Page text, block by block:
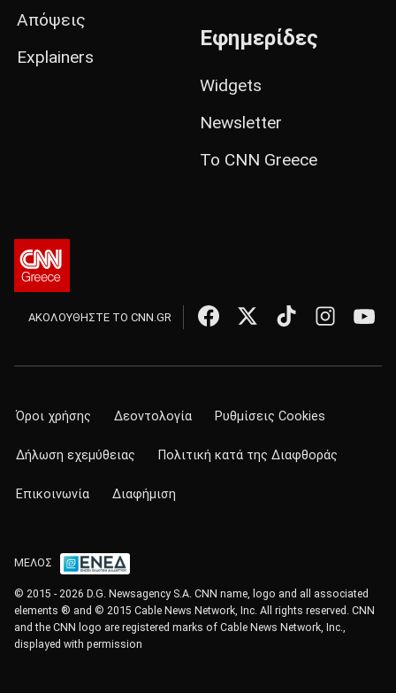
Απόψεις
Explainers
Εφημερίδες
Widgets
Newsletter
Το CNN Greece
ΑΚΟΛΟΥΘΗΣΤΕ ΤΟ CNN.GR
Όροι χρήσης Δεοντολογία Ρυθμίσεις Cookies
Δήλωση εχεμύθειας Πολιτική κατά της Διαφθοράς
Επικοινωνία Διαφήμιση
ΜΕΛΟΣ
© 2015 - 2026 D.G. Newsagency S.A. CNN name, logo and all associated
elements ® and © 2015 Cable News Network, Inc. All rights reserved. CNN
and the CNN logo are registered marks of Cable News Network, Inc.,
displayed with permission